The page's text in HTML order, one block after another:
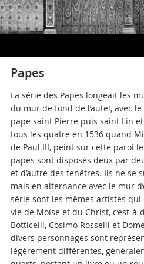
Papes
La série des Papes longeait les
du mur de fond de l’autel, avec
pape saint Pierre puis saint Lin
tous les quatre en 1536 quand
de Paul III, peint sur cette paroi le
papes sont disposés deux par
et d’autre des fenêtres. Ils ne se
mais en alternance avec le mur
série sont les mêmes artistes
vie de Moïse et du Christ, c’est-
Botticelli, Cosimo Rosselli et
divers personnages sont
légèrement différentes,